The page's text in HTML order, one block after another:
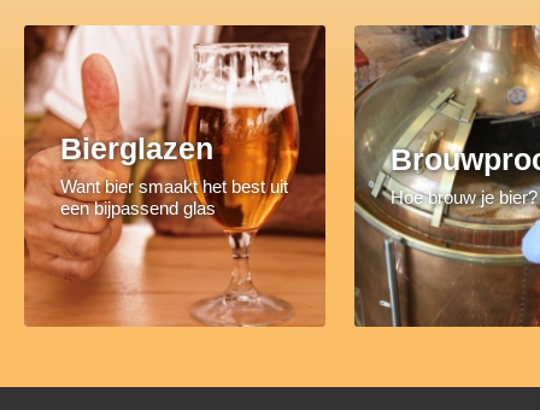
Bierglazen
Want bier smaakt het best uit
een bijpassend glas
Hoe brouw je bier?